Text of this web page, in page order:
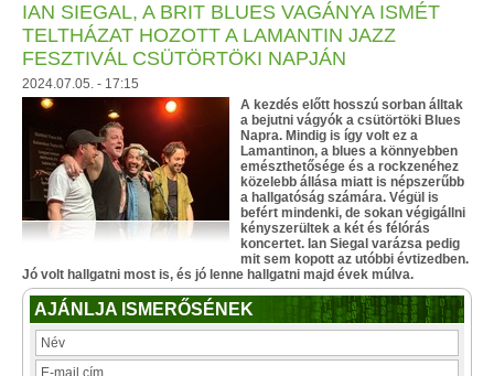
IAN SIEGAL, A BRIT BLUES VAGÁNYA ISMÉT
TELTHÁZAT HOZOTT A LAMANTIN JAZZ
FESZTIVÁL CSÜTÖRTÖKI NAPJÁN
2024.07.05. - 17:15
A kezdés előtt hosszú sorban álltak
a bejutni vágyók a csütörtöki Blues
Napra. Mindig is így volt ez a
Lamantinon, a blues a könnyebben
emészthetősége és a rockzenéhez
közelebb állása miatt is népszerűbb
a hallgatóság számára. Végül is
befért mindenki, de sokan végigállni
kényszerültek a két és félórás
koncertet. Ian Siegal varázsa pedig
mit sem kopott az utóbbi évtizedben.
Jó volt hallgatni most is, és jó lenne hallgatni majd évek múlva.
AJÁNLJA ISMERŐSÉNEK